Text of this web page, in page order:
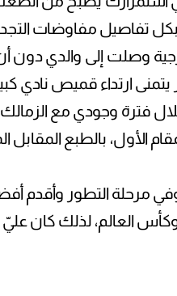
تفاصيل مفاوضات
وصلت إلى والدي دون
ارتداء قميص نادي كبير
فترة وجودي مع
الأول، بالطبع
وفي مرحلة التطور وأقدم
العالم، لذلك كان